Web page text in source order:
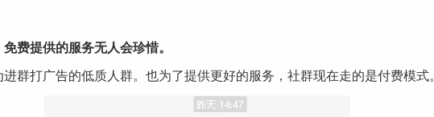
费提供的服务无人会珍惜。
群打广告的低质人群。也为了提供更好的服务，社群现在走的是付费模式。